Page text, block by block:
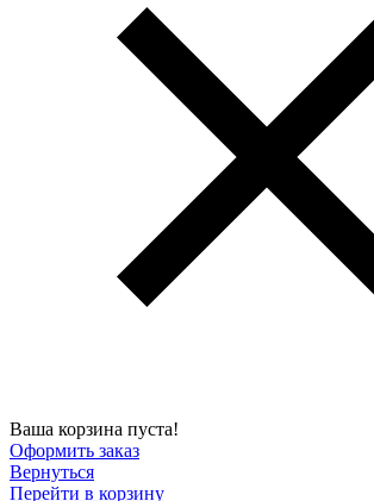
Ваша корзина пуста!
Оформить заказ
Вернуться
Перейти в корзину